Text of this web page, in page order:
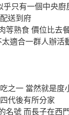
只有一個中央廚
送到府
等熟食 價位比去
適合一群人辦活
之一 當然就是度
代後有所分家
名號 而長子在西